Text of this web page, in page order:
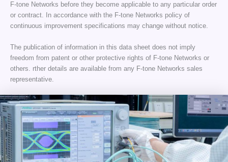
F-tone Networks before they become applicable to any particular order
or contract. In accordance with the F-tone Networks policy of
continuous improvement specifications may change without notice.
The publication of information in this data sheet does not imply
freedom from patent or other protective rights of F-tone Networks or
others. rther details are available from any F-tone Networks sales
representative.